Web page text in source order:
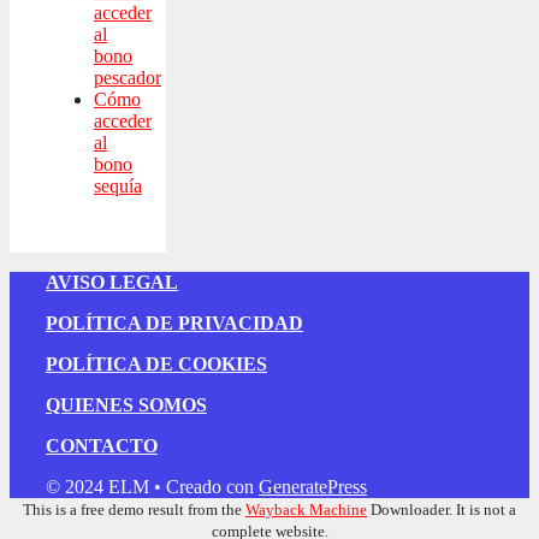
acceder
al
bono
pescador
Cómo
acceder
al
bono
sequía
AVISO LEGAL
POLÍTICA DE PRIVACIDAD
POLÍTICA DE COOKIES
QUIENES SOMOS
CONTACTO
© 2024 ELM • Creado con GeneratePress
This is a free demo result from the Wayback Machine Downloader. It is not a
complete website.